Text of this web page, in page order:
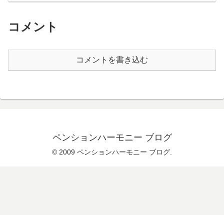
コメント
コメントを書き込む
ペンションハーモニー ブログ
© 2009 ペンションハーモニー ブログ.